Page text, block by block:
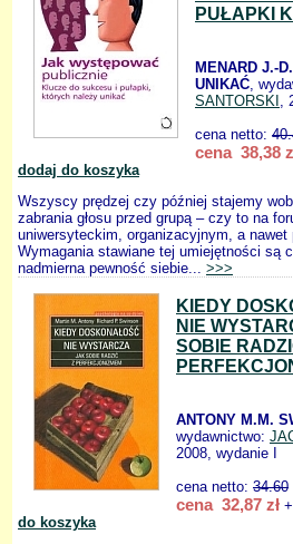
PUŁAPKI
MENARD J.-
UNIKAĆ,
SANTORSKI ,
cena netto:
cena 38,38
dodaj do koszyka
Wszyscy prędzej czy później stajemy
zabrania głosu przed grupą – czy to na
uniwersyteckim, organizacyjnym, a nawet
Wymagania stawiane tej umiejętności są
nadmierna pewność siebie... >>>
KIEDY
NIE
SOBIE
ANTONY M.M.
wydawnictwo:
2008, wydanie I
cena netto: 34.60
cena 32,87 zł
do koszyka